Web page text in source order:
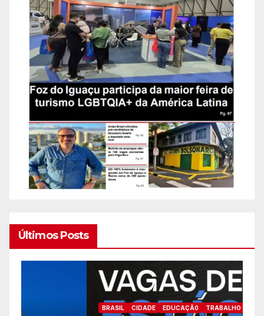
Últimos Posts
EDUCAÇÃ0 TRABALHO